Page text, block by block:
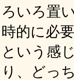
ろいろ置
時的に必
という感
り、どっ